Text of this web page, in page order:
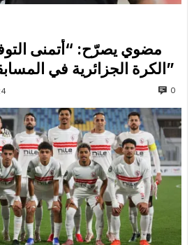
مضوي يصرّح: “أتمنى
الكرة الجزائرية في المسابقات القارية”
0